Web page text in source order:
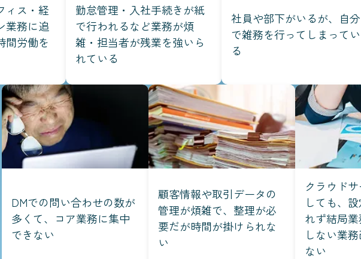
ィス・経
業務に追
間労働を
勤怠管理・入社手続きが紙
で行われるなど業務が煩
雑・担当者が残業を強いら
れている
社員や部下がいるが、自分
で雑務を行ってしまってい
る
DMでの問い合わせの数が
多くて、コア業務に集中
できない
顧客情報や取引データの
管理が煩雑で、整理が必
要だが時間が掛けられな
い
クラウド
しても、
れず結局
しない業
ない